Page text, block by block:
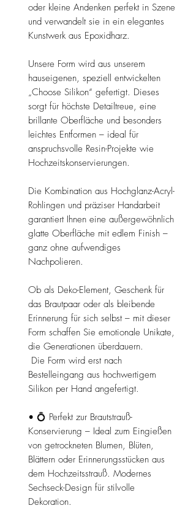
oder kleine Andenken perfekt in Szene
und verwandelt sie in ein elegantes
Kunstwerk aus Epoxidharz.
Unsere Form wird aus unserem
hauseigenen, speziell entwickelten
„Choose Silikon“ gefertigt. Dieses
sorgt für höchste Detailtreue, eine
brillante Oberfläche und besonders
leichtes Entformen – ideal für
anspruchsvolle Resin-Projekte wie
Hochzeitskonservierungen.
Die Kombination aus Hochglanz-Acryl-
Rohlingen und präziser Handarbeit
garantiert Ihnen eine außergewöhnlich
glatte Oberfläche mit edlem Finish –
ganz ohne aufwendiges
Nachpolieren.
Ob als Deko-Element, Geschenk für
das Brautpaar oder als bleibende
Erinnerung für sich selbst – mit dieser
Form schaffen Sie emotionale Unikate,
die Generationen überdauern.
Die Form wird erst nach
Bestelleingang aus hochwertigem
Silikon per Hand angefertigt.
• 💍 Perfekt zur Brautstrauß-
Konservierung – Ideal zum Eingießen
von getrockneten Blumen, Blüten,
Blättern oder Erinnerungsstücken aus
dem Hochzeitsstrauß. Modernes
Sechseck-Design für stilvolle
Dekoration.